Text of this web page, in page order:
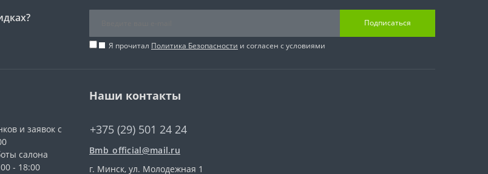
Подписаться
Я прочитал Политика Безопасности и согласен с условиями
и заявок с
салона
- 18:00
Наши контакты
+375 (29) 501 24 24
Bmb_official@mail.ru
г. Минск, ул. Молодежная 1